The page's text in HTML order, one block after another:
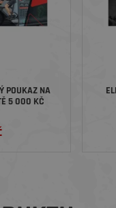
POUKAZ NA
5 000 KČ